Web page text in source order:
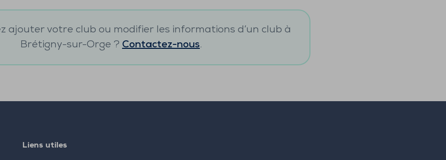
ajouter votre club ou modifier les informations d’un club à
Brétigny-sur-Orge ? Contactez-nous.
Liens utiles